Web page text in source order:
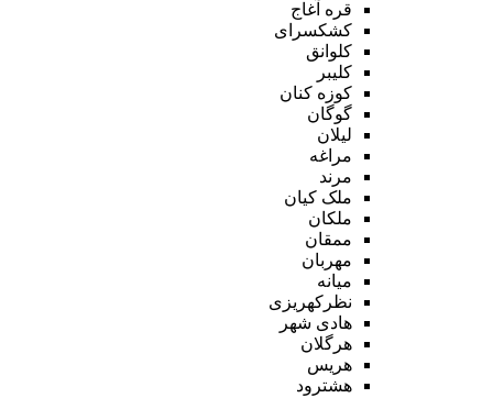
قره آغاج
کشکسرای
کلوانق
کلیبر
کوزه کنان
گوگان
لیلان
مراغه
مرند
ملک کیان
ملکان
ممقان
مهربان
میانه
نظرکهریزی
هادی شهر
هرگلان
هریس
هشترود